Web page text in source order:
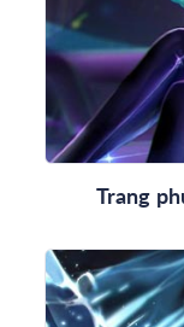
Trang